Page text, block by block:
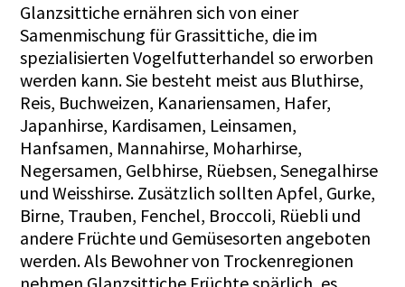
Glanzsittiche ernähren sich von einer
Samenmischung für Grassittiche, die im
spezialisierten Vogelfutterhandel so erworben
werden kann. Sie besteht meist aus Bluthirse,
Reis, Buchweizen, Kanariensamen, Hafer,
Japanhirse, Kardisamen, Leinsamen,
Hanfsamen, Mannahirse, Moharhirse,
Negersamen, Gelbhirse, Rüebsen, Senegalhirse
und Weisshirse. Zusätzlich sollten Apfel, Gurke,
Birne, Trauben, Fenchel, Broccoli, Rüebli und
andere Früchte und Gemüsesorten angeboten
werden. Als Bewohner von Trockenregionen